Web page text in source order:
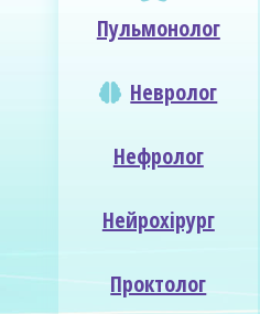
Пульмонолог
Невролог
Нефролог
Нейрохірург
Проктолог